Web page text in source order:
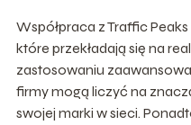
Współpraca z Traffic
które przekładają się na
zastosowaniu
firmy mogą liczyć na
swojej marki w sieci.